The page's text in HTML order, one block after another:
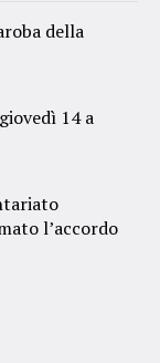
della
14 a
l’accordo